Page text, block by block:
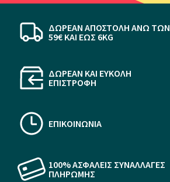
ΔΩΡΕΑΝ ΑΠΟΣΤΟΛΗ ΆΝΩ ΤΩΝ
59€ KAI ΕΩΣ 6KG
ΔΩΡΕΑΝ ΚΑΙ ΕΥΚΟΛΗ
ΕΠΙΣΤΡΟΦΗ
ΕΠΙΚΟΙΝΩΝΙΑ
100% ΑΣΦΑΛΕΙΣ ΣΥΝΑΛΛΑΓΕΣ
ΠΛΗΡΩΜΗΣ